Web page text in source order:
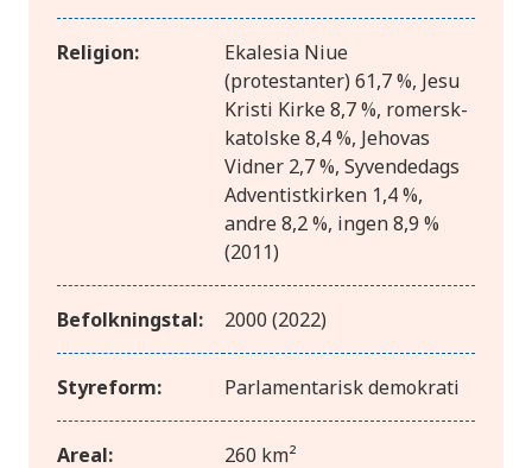
Religion:
Ekalesia Niue
(protestanter) 61,7 %, Jesu
Kristi Kirke 8,7 %, romersk-
katolske 8,4 %, Jehovas
Vidner 2,7 %, Syvendedags
Adventistkirken 1,4 %,
andre 8,2 %, ingen 8,9 %
(2011)
Befolkningstal: 2000 (2022)
Styreform: Parlamentarisk demokrati
Areal: 260 km²